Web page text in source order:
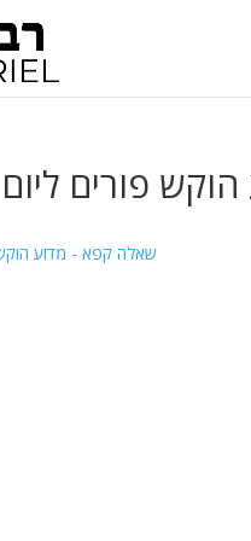
פורים
שאלה קפא - מדוע הוקש